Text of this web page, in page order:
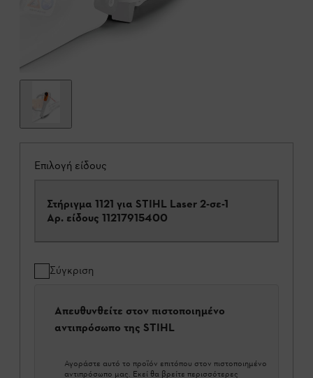
Επιλογή είδους
Στήριγμα 1121 για STIHL Laser 2-σε-1
Αρ. είδους 11217915400
Σύγκριση
Απευθυνθείτε στον πιστοποιημένο
αντιπρόσωπο της STIHL
Αγοράστε αυτό το προϊόν επιτόπου στον πιστοποιημένο
αντιπρόσωπο μας. Εκεί θα βρείτε περισσότερες